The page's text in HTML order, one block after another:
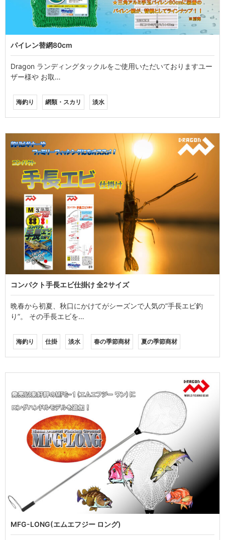
パイレン替網80cm
Dragon ランディングタックルをご使用いただいておりますユー
ザー様や お取…
海釣り 網類・スカリ 淡水
コンパクト手長エビ仕掛け 全2サイズ
晩春から初夏、秋口にかけてがシーズンで人気の”手長エビ釣
り”。 その手長エビを…
海釣り 仕掛 淡水 春の季節商材 夏の季節商材
MFG-LONG(エムエフジー ロング)